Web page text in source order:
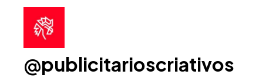
@publicitarioscriativos